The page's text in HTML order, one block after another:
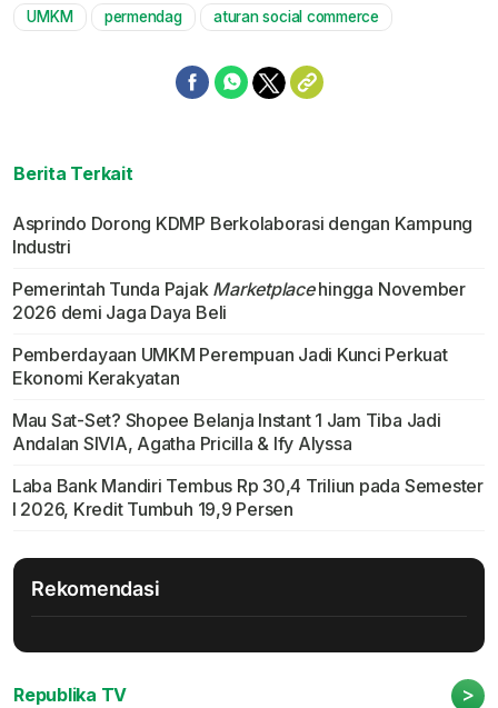
UMKM permendag aturan social commerce
Berita Terkait
Asprindo Dorong KDMP Berkolaborasi dengan Kampung
Industri
Pemerintah Tunda Pajak Marketplacehingga November
2026 demi Jaga Daya Beli
Pemberdayaan UMKM Perempuan Jadi Kunci Perkuat
Ekonomi Kerakyatan
Mau Sat-Set? Shopee Belanja Instant 1 Jam Tiba Jadi
Andalan SIVIA, Agatha Pricilla & Ify Alyssa
Laba Bank Mandiri Tembus Rp 30,4 Triliun pada Semester
I 2026, Kredit Tumbuh 19,9 Persen
Rekomendasi
Republika TV >